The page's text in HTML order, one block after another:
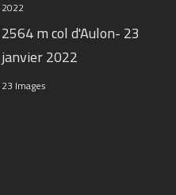
2564 m col d'Aulon- 23
janvier 2022
23 Images